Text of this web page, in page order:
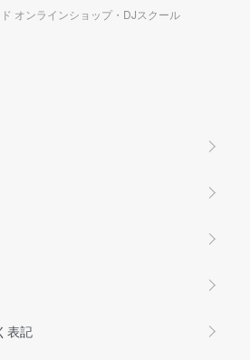
オンラインショップ・DJスクール
表記